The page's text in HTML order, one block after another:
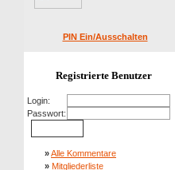
PIN Ein/Ausschalten
Registrierte Benutzer
Login:
Passwort:
»Alle Kommentare
» Mitgliederliste